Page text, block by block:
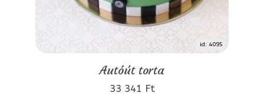
id: 4095
Autóút torta
33 341 Ft